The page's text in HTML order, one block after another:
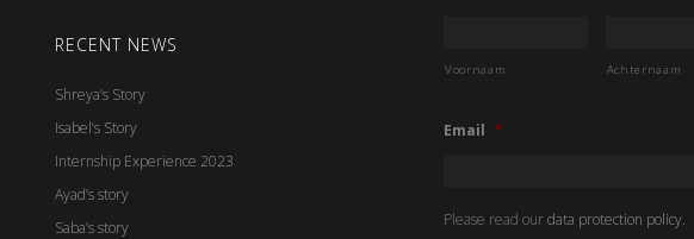
RECENT NEWS
Shreya’s Story
Isabel’s Story
Internship Experience 2023
Ayad’s story
Saba’s story
Voornaam Achternaam
Email *
Please read ourdata protection policy.